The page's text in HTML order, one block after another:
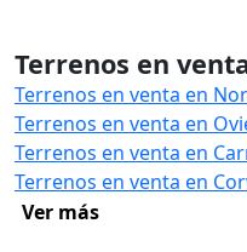
Terrenos en
Terrenos en venta en
Terrenos en venta en
Terrenos en venta en
Terrenos en venta en
Ver más